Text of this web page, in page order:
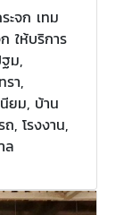
ะจก เทม
ให้บริการ
ม,
รา,
ยม, บ้าน
, โรงงาน,
ล